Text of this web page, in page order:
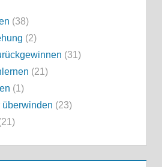
(38)
(2)
(31)
(21)
(1)
überwinden (23)